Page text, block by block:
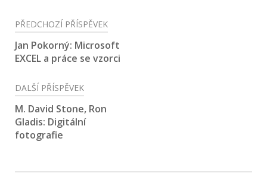
Navigace
pro
příspěvek
PŘEDCHOZÍ PŘÍSPĚVEK
Jan Pokorný: Microsoft
EXCEL a práce se vzorci
DALŠÍ PŘÍSPĚVEK
M. David Stone, Ron
Gladis: Digitální
fotografie